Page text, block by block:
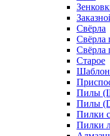
Свёрла
Свёрла
Свёрла
Старое
Пилы
Пилы
Пилки
Пилки